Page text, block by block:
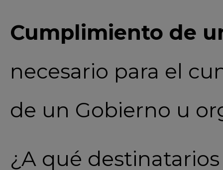
Cumplimiento de
necesario para el
de un Gobierno u
¿A qué